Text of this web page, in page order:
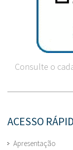
Consulte o
ACESSO
Apresentação